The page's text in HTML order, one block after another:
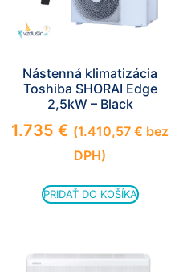
Nástenná klimatizácia
Toshiba SHORAI Edge
2,5kW – Black
1.735 € (1.410,57 € bez
DPH)
PRIDAŤ DO KOŠÍKA